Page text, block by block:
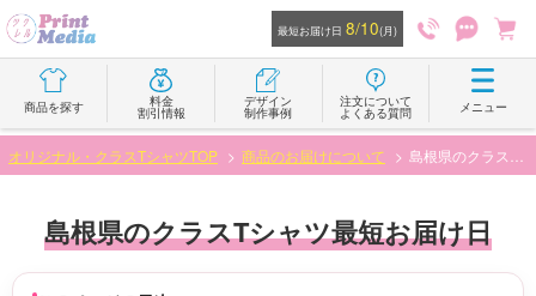
最短お届け日 8/10(月)
商品を探す 料金
割引情報
デザイン
制作事例
注文について
よくある質問 メニュー
オリジナル・クラスTシャツTOP 商品のお届けについて
島根県のクラスTシャツ最短お届け日